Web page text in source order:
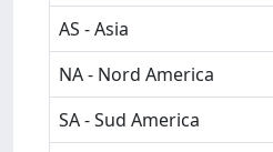
AS - Asia
NA - Nord America
SA - Sud America